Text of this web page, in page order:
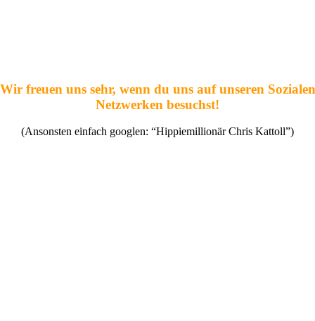
Wir freuen uns sehr, wenn du uns auf unseren Sozialen
Netzwerken besuchst!
(Ansonsten einfach googlen: “Hippiemillionär Chris Kattoll”)